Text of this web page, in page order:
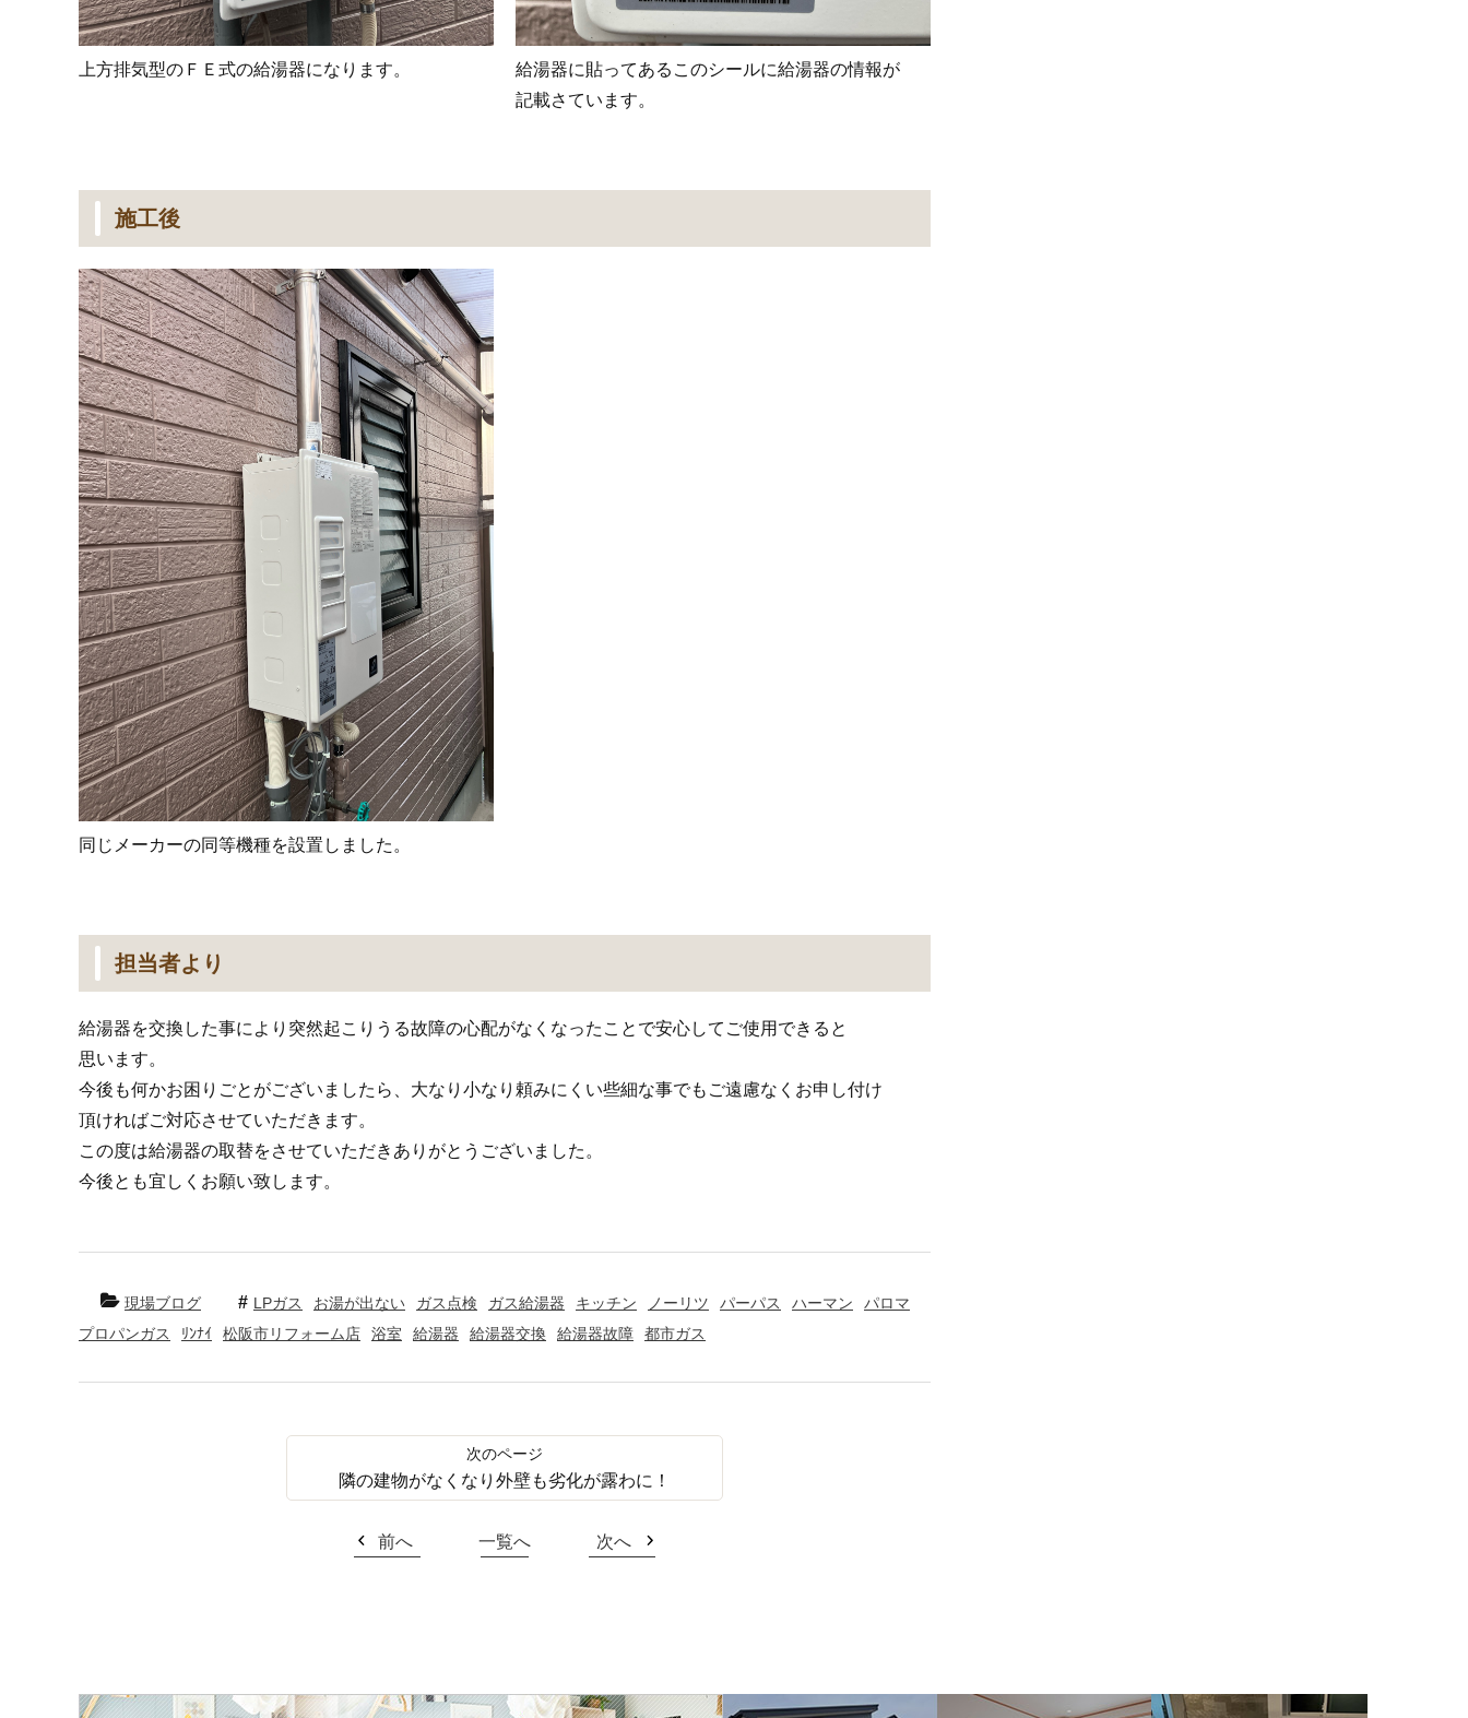
上方排気型のＦＥ式の給湯器になります。
給湯器に貼ってあるこのシールに給湯器の情報が
記載さています。
施工後
同じメーカーの同等機種を設置しました。
担当者より
給湯器を交換した事により突然起こりうる故障の心配がなくなったことで安心してご使用できると
思います。
今後も何かお困りごとがございましたら、大なり小なり頼みにくい些細な事でもご遠慮なくお申し付け
頂ければご対応させていただきます。
この度は給湯器の取替をさせていただきありがとうございました。
今後とも宜しくお願い致します。
現場ブログ LPガス お湯が出ない ガス点検 ガス給湯器 キッチン ノーリツ パーパス ハーマン
パロマ
プロパンガス
ﾘﾝﾅｲ 松阪市リフォーム店 浴室 給湯器 給湯器交換 給湯器故障 都市ガス
隣の建物がなくなり外壁も劣化が露わに！
前へ 一覧へ 次へ